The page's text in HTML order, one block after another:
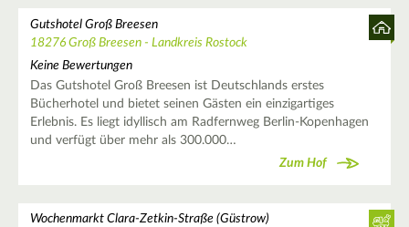
Gutshotel Groß Breesen
18276 Groß Breesen - Landkreis Rostock
Keine Bewertungen
Das Gutshotel Groß Breesen ist Deutschlands erstes
Bücherhotel und bietet seinen Gästen ein einzigartiges
Erlebnis. Es liegt idyllisch am Radfernweg Berlin-Kopenhagen
und verfügt über mehr als 300.000…
Zum Hof
Wochenmarkt Clara-Zetkin-Straße (Güstrow)